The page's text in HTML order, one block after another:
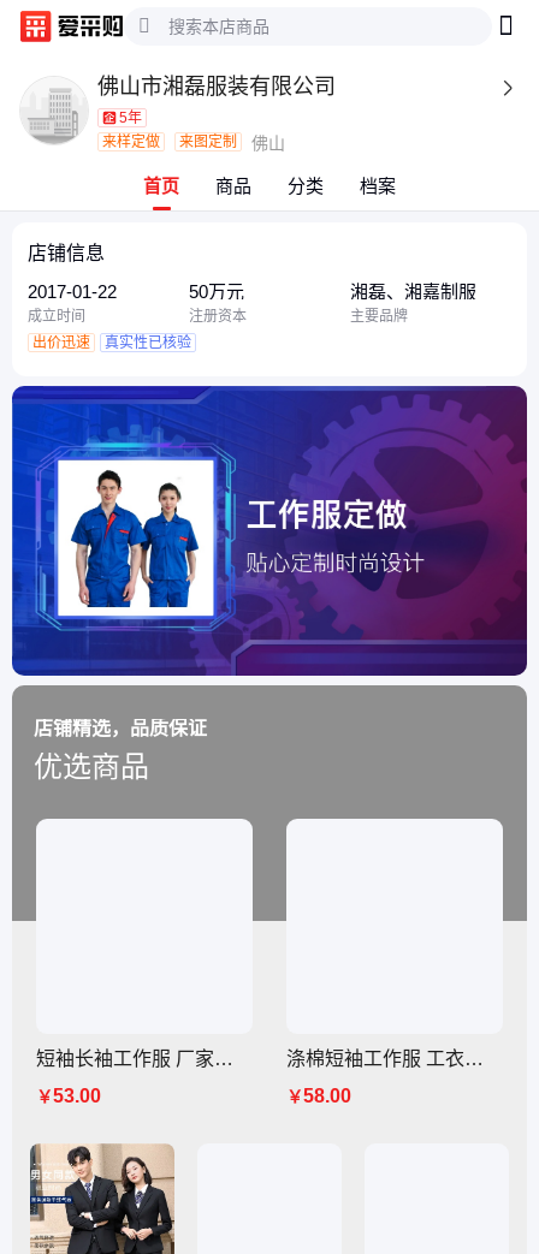
佛山市湘磊服装有限公司 
5年
来样定做
来图定制 佛山
首页 商品 分类 档案
店铺信息
2017-01-22
成立时间
50万元
注册资本
湘磊、湘嘉制服
主要品牌
出价迅速
真实性已核验
店铺精选，品质保证
优选商品
短袖长袖工作服 厂家制衣厂 定制耐磨工厂 车间纯面料量身定做
￥53.00
涤棉短袖工作服 工衣厂服定做珠 海现货工装车间工服
￥58.00